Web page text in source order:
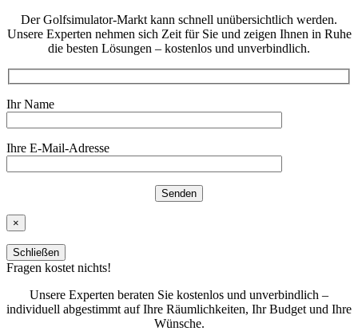
Der Golfsimulator-Markt kann schnell unübersichtlich werden.
Unsere Experten nehmen sich Zeit für Sie und zeigen Ihnen in Ruhe
die besten Lösungen – kostenlos und unverbindlich.
Ihr Name
Ihre E-Mail-Adresse
×
Schließen
Fragen kostet nichts!
Unsere Experten beraten Sie kostenlos und unverbindlich –
individuell abgestimmt auf Ihre Räumlichkeiten, Ihr Budget und Ihre
Wünsche.